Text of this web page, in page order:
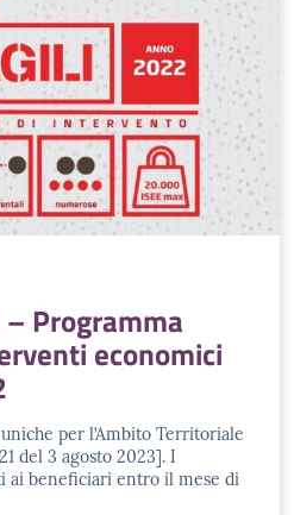
Programma
economici
per l’Ambito Territoriale
del 3 agosto 2023]. I
ai beneficiari entro il mese di